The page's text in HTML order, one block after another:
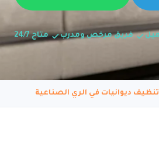
فريق مرخص ومدرب متاح 24/7
تنظيف ديوانيات في الري الصناعية